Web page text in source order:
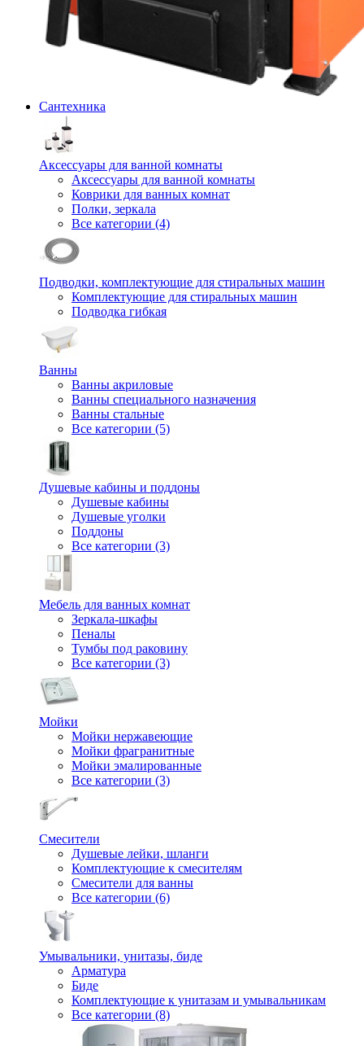
Сантехника
Аксессуары для ванной комнаты
Аксессуары для ванной комнаты
Коврики для ванных комнат
Полки, зеркала
Все категории (4)
Подводки, комплектующие для стиральных машин
Комплектующие для стиральных машин
Подводка гибкая
Ванны
Ванны акриловые
Ванны специального назначения
Ванны стальные
Все категории (5)
Душевые кабины и поддоны
Душевые кабины
Душевые уголки
Поддоны
Все категории (3)
Мебель для ванных комнат
Зеркала-шкафы
Пеналы
Тумбы под раковину
Все категории (3)
Мойки
Мойки нержавеющие
Мойки фрагранитные
Мойки эмалированные
Все категории (3)
Смесители
Душевые лейки, шланги
Комплектующие к смесителям
Смесители для ванны
Все категории (6)
Умывальники, унитазы, биде
Арматура
Биде
Комплектующие к унитазам и умывальникам
Все категории (8)